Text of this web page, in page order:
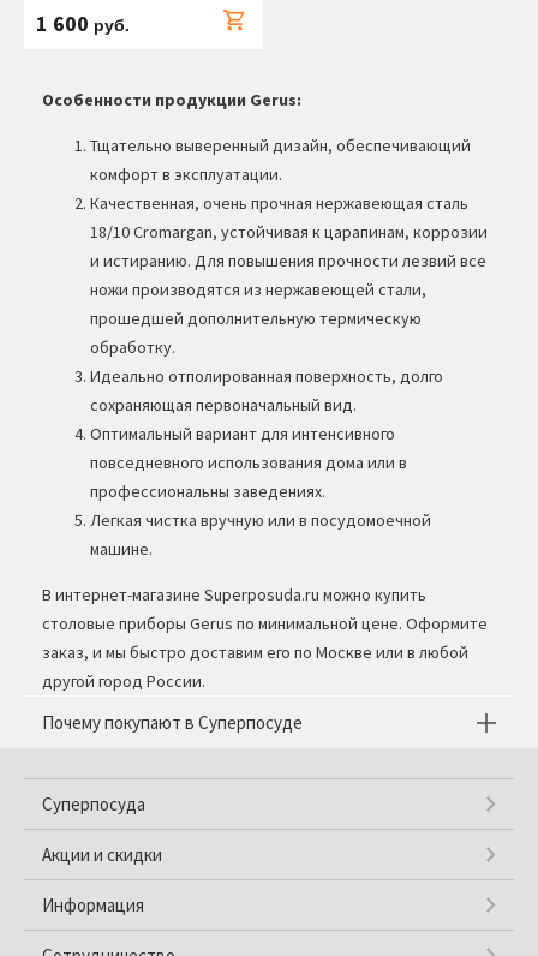
1 600 руб.
Особенности продукции Gerus:
Тщательно выверенный дизайн, обеспечивающий
комфорт в эксплуатации.
Качественная, очень прочная нержавеющая сталь
18/10 Cromargan, устойчивая к царапинам, коррозии
и истиранию. Для повышения прочности лезвий все
ножи производятся из нержавеющей стали,
прошедшей дополнительную термическую
обработку.
Идеально отполированная поверхность, долго
сохраняющая первоначальный вид.
Оптимальный вариант для интенсивного
повседневного использования дома или в
профессиональны заведениях.
Легкая чистка вручную или в посудомоечной
машине.
В интернет-магазине Superposuda.ru можно купить
столовые приборы Gerus по минимальной цене. Оформите
заказ, и мы быстро доставим его по Москве или в любой
другой город России.
Почему покупают в Суперпосуде
Суперпосуда
Акции и скидки
Информация